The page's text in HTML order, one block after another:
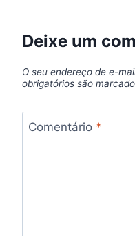
Deixe um
O seu endereço de e-
obrigatórios são
Comentário *